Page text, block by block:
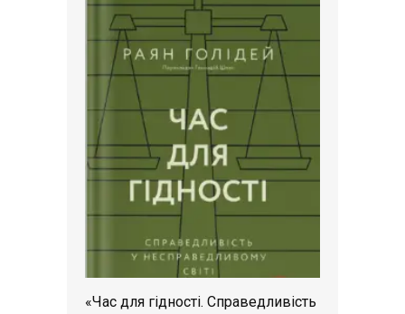
«Час для гідності. Справедливість